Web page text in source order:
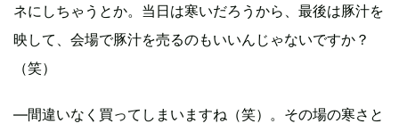
ネにしちゃうとか。当日は寒いだろうから、最後は豚汁を
映して、会場で豚汁を売るのもいいんじゃないですか？
（笑）
―間違いなく買ってしまいますね（笑）。その場の寒さと